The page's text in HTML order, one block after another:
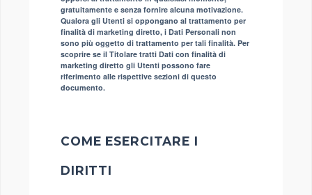
gratuitamente e senza fornire alcuna motivazione.
Qualora gli Utenti si oppongano al trattamento per
finalità di marketing diretto, i Dati Personali non
sono più oggetto di trattamento per tali finalità. Per
scoprire se il Titolare tratti Dati con finalità di
marketing diretto gli Utenti possono fare
riferimento alle rispettive sezioni di questo
documento.
COME ESERCITARE I
DIRITTI